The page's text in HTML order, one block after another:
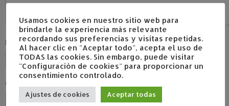
Nombre*
Correo electrónico
Usamos cookies en nuestro sitio web para
brindarle la experiencia más relevante
recordando sus preferencias y visitas repetidas.
Al hacer clic en "Aceptar todo", acepta el uso de
TODAS las cookies. Sin embargo, puede visitar
"Configuración de cookies" para proporcionar un
consentimiento controlado.
Ajustes de cookies Aceptar todas